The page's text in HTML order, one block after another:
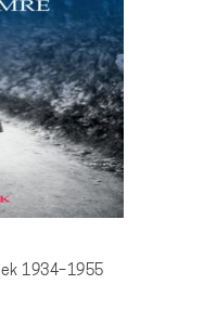
1934–1955